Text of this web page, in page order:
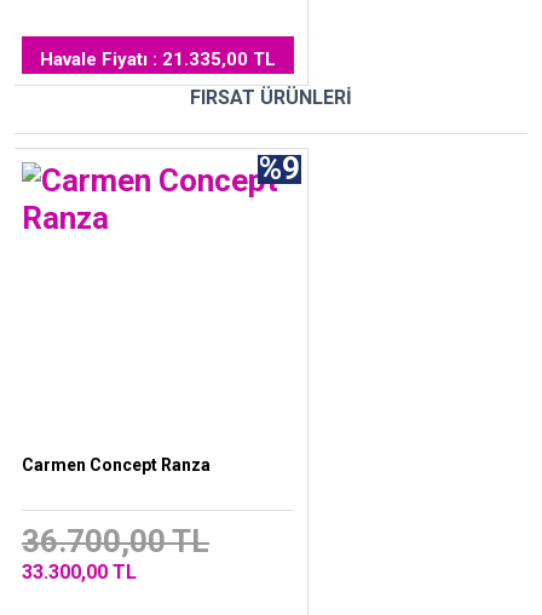
Havale Fiyatı : 21.335,00 TL
FIRSAT ÜRÜNLERİ
%9
Carmen Concept Ranza
36.700,00 TL
33.300,00 TL